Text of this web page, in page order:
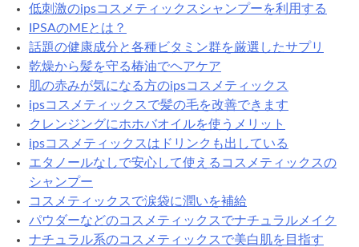
ス
薄
ケ
ア
低刺激のipsコスメティックスシャンプーを利用する
IPSAのMEとは？
話題の健康成分と各種ビタミン群を厳選したサプリ
乾燥から髪を守る椿油でヘアケア
肌の赤みが気になる方のipsコスメティックス
ipsコスメティックスで髪の毛を改善できます
クレンジングにホホバオイルを使うメリット
ipsコスメティックスはドリンクも出している
エタノールなしで安心して使えるコスメティックスの
シャンプー
コスメティックスで涙袋に潤いを補給
パウダーなどのコスメティックスでナチュラルメイク
ナチュラル系のコスメティックスで美白肌を目指す